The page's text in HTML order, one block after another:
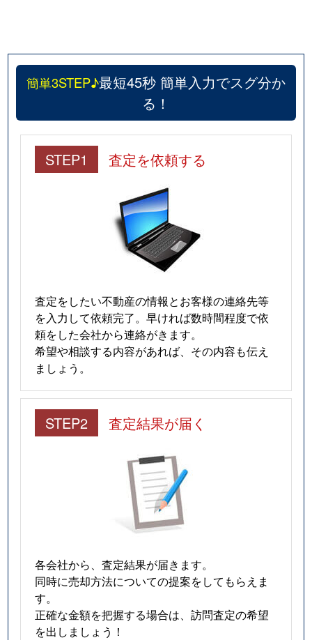
簡単3STEP♪最短45秒 簡単入力でスグ分か
る！
STEP1 査定を依頼する
査定をしたい不動産の情報とお客様の連絡先等
を入力して依頼完了。早ければ数時間程度で依
頼をした会社から連絡がきます。
希望や相談する内容があれば、その内容も伝え
ましょう。
STEP2 査定結果が届く
各会社から、査定結果が届きます。
同時に売却方法についての提案をしてもらえま
す。
正確な金額を把握する場合は、訪問査定の希望
を出しましょう！